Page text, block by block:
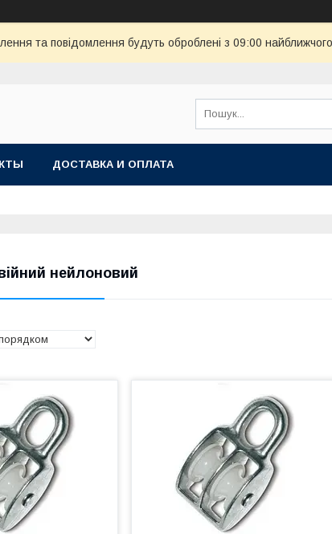
та повідомлення будуть оброблені з 09:00
ДОСТАВКА И ОПЛАТА
нейлоновий